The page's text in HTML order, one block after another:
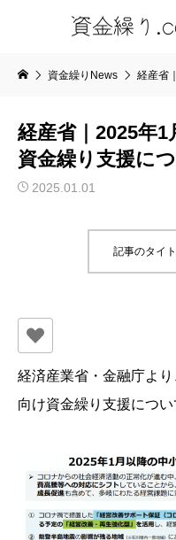
資金繰りNews 経産省
経産省｜2025年1
資金繰り支援に
2025.01.01
記事のタイ
経済産業省・金融庁よ
向け資金繰り支援につい